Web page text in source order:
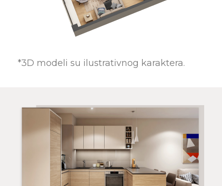
*3D modeli su ilustrativnog karaktera.